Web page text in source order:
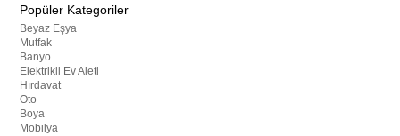
Popüler Kategoriler
Beyaz Eşya
Mutfak
Banyo
Elektrikli Ev Aleti
Hırdavat
Oto
Boya
Mobilya